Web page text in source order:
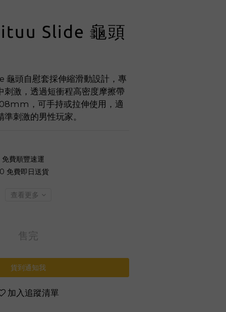
Slide 龜頭
頭自慰套採伸縮滑動設計，專
刺激，透過短衝程高密度摩擦帶
，可手持或拉伸使用，適
刺激的男性玩家。
費順豐速運
免費即日送貨
查看更多
售完
貨到通知我
加入追蹤清單